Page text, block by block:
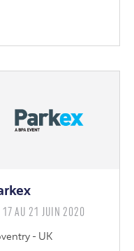
17 AU 21 JUIN 2020
- UK